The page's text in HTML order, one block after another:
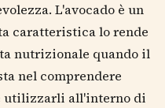
L'avocado è un
caratteristica lo rende
nutrizionale quando il
nel comprendere
utilizzarli all'interno di